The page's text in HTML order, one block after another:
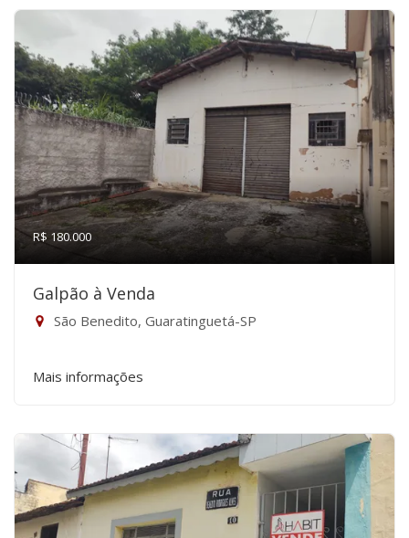
R$ 180.000
Galpão à Venda
São Benedito, Guaratinguetá-SP
Mais informações